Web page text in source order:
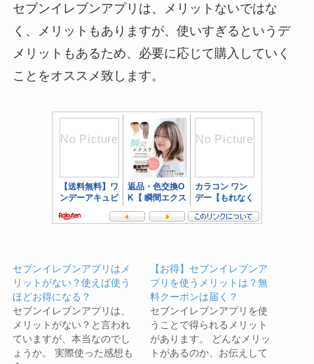
セブンイレブンアプリは、メリットないではな
く、メリットもありますが、使いすぎるというデ
メリットもあるため、必要に応じて購入していく
ことをオススメ致します。
セブンイレブンアプリはメ
リットがない？使えば使う
ほどお得になる？
セブンイレブンアプリは、
メリットがない？と言われ
ていますが、本当なのでし
ょうか。 実際使った感想も
【お得】セブンイレブンア
プリを使うメリットは？無
料クーポンは届く？
セブンイレブンアプリを使
うことで得られるメリット
があります。 どんなメリッ
トがあるのか、お伝えして